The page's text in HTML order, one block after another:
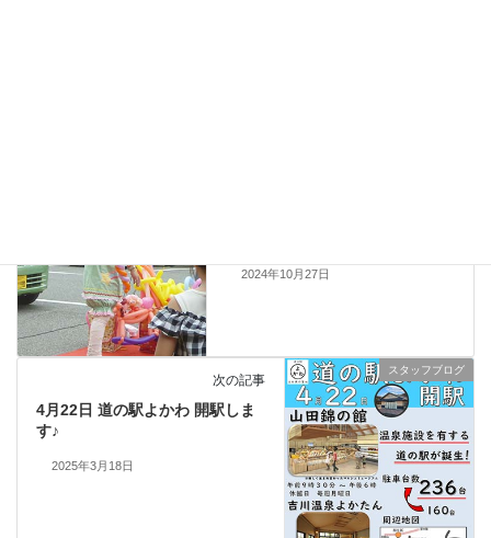
2024年10月27日
スタッフブログ
次の記事
4月22日 道の駅よかわ 開駅しま
す♪
2025年3月18日